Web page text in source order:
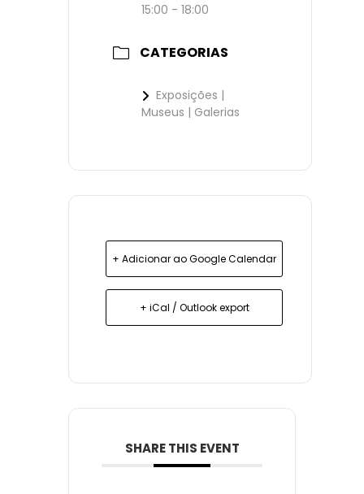
15:00 - 18:00
CATEGORIAS
Exposições |
Museus | Galerias
+ Adicionar ao Google Calendar
+ iCal / Outlook export
SHARE THIS EVENT